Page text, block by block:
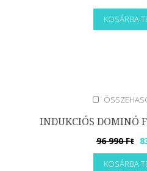
KOSÁRBA
INDUKCIÓS DOMINÓ
96 990Ft
KOSÁRBA